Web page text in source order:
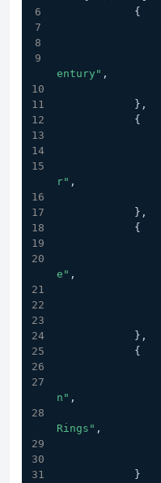
            {
entury" ,
            },
            {
r" ,
            },
            {
e" ,
            },
            {
n" ,
Rings" ,
            }